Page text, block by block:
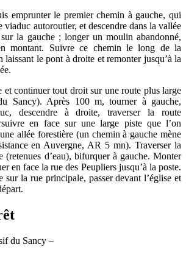
emprunter le premier chemin à gauche, qui
viaduc autoroutier, et descendre dans la vallée
la gauche ; longer un moulin abandonné,
montant. Suivre ce chemin le long de la
le pont à droite et remonter jusqu’à la
continuer tout droit sur une route plus large
Sancy). Après 100 m, tourner à gauche,
descendre à droite, traverser la route
en face sur une large piste que l’on
allée forestière (un chemin à gauche mène
en Auvergne, AR 5 mn). Traverser la
(retenues d’eau), bifurquer à gauche. Monter
en face la rue des Peupliers jusqu’à la poste.
sur la rue principale, passer devant l’église et
du Sancy –